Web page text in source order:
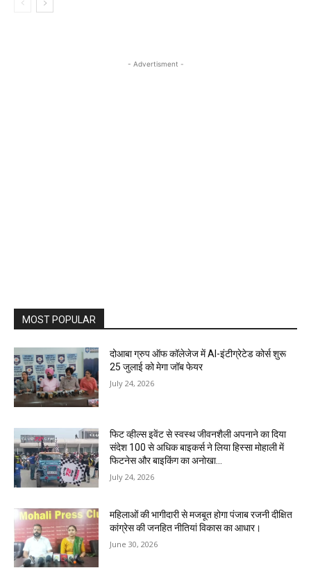
- Advertisment -
MOST POPULAR
दोआबा ग्रुप ऑफ कॉलेजेज में AI-इंटीग्रेटेड कोर्स शुरू
25 जुलाई को मेगा जॉब फेयर
July 24, 2026
फिट व्हील्स इवेंट से स्वस्थ जीवनशैली अपनाने का दिया
संदेश 100 से अधिक बाइकर्स ने लिया हिस्सा मोहाली में
फिटनेस और बाइकिंग का अनोखा...
July 24, 2026
महिलाओं की भागीदारी से मजबूत होगा पंजाब रजनी दीक्षित
कांग्रेस की जनहित नीतियां विकास का आधार।
June 30, 2026